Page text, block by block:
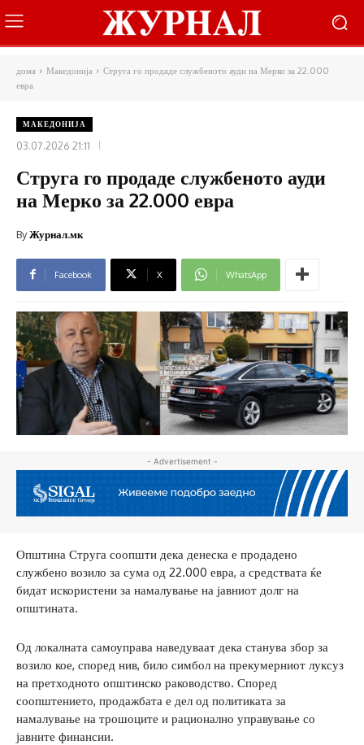
дома Македонија
Струга го продаде службеното ауди на Мерко за 22.000
евра
МАКЕДОНИЈА
03.07.2026 21:11
Струга го продаде службеното ауди
на Мерко за 22.000 евра
ByЖурнал.мк
Facebook X WhatsApp
- Advertisement -
Општина Струга соопшти дека денеска е продадено
службено возило за сума од 22.000 евра, а средствата ќе
бидат искористени за намалување на јавниот долг на
општината.
Од локалната самоуправа наведуваат дека станува збор за
возило кое, според нив, било симбол на прекумерниот луксуз
на претходното општинско раководство. Според
соопштението, продажбата е дел од политиката за
намалување на трошоците и рационално управување со
јавните финансии.